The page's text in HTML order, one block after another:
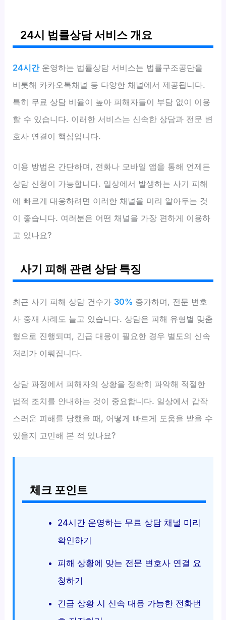
24시 법률상담 서비스 개요
24시간운영하는 법률상담 서비스는 법률구조공단을
비롯해 카카오톡채널 등 다양한 채널에서 제공됩니다.
특히 무료 상담 비율이 높아 피해자들이 부담 없이 이용
할 수 있습니다. 이러한 서비스는 신속한 상담과 전문 변
호사 연결이 핵심입니다.
이용 방법은 간단하며, 전화나 모바일 앱을 통해 언제든
상담 신청이 가능합니다. 일상에서 발생하는 사기 피해
에 빠르게 대응하려면 이러한 채널을 미리 알아두는 것
이 좋습니다. 여러분은 어떤 채널을 가장 편하게 이용하
고 있나요?
사기 피해 관련 상담 특징
최근 사기 피해 상담 건수가 30% 증가하며, 전문 변호
사 중재 사례도 늘고 있습니다. 상담은 피해 유형별 맞춤
형으로 진행되며, 긴급 대응이 필요한 경우 별도의 신속
처리가 이뤄집니다.
상담 과정에서 피해자의 상황을 정확히 파악해 적절한
법적 조치를 안내하는 것이 중요합니다. 일상에서 갑작
스러운 피해를 당했을 때, 어떻게 빠르게 도움을 받을 수
있을지 고민해 본 적 있나요?
체크 포인트
24시간 운영하는 무료 상담 채널 미리
확인하기
피해 상황에 맞는 전문 변호사 연결 요
청하기
긴급 상황 시 신속 대응 가능한 전화번